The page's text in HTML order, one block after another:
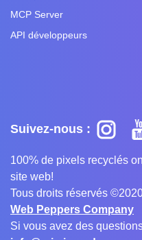
MCP Server
API développeurs
Suivez-nous :
100% de pixels recyclés
site web!
Tous droits réservés
Web Peppers Company
Si vous avez des